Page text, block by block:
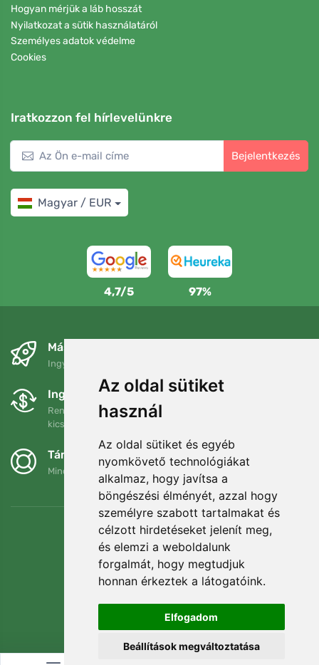
Az oldal sütiket
használ
Az oldal sütiket és egyéb
nyomkövető technológiákat
alkalmaz, hogy javítsa a
böngészési élményét, azzal hogy
személyre szabott tartalmakat és
célzott hirdetéseket jelenít meg,
és elemzi a weboldalunk
forgalmát, hogy megtudjuk
honnan érkeztek a látogatóink.
Elfogadom
Beállítások megváltoztatása
Hogyan mérjük a láb hosszát
Nyilatkozat a sütik használatáról
Személyes adatok védelme
Cookies
Iratkozzon fel hírlevelünkre
Bejelentkezés
Magyar / EUR
4,7/5 97%
Másnapra és ingyenesen
Ingyenes szállítás a következő összeg felett: 80 EUR
Ingyenes csere és visszaküldés
Rendelését 90 napon belül bármikor visszaküldheti vagy
kicserélheti.
Támogatjuk a Trees.org-ot
Minden megrendelésért ültetünk egy fát! Bővebben